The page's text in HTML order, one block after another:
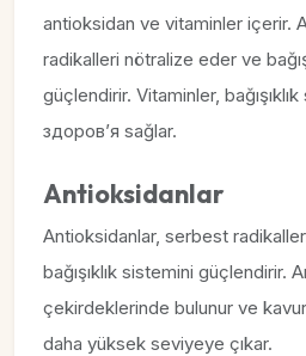
antioksidan ve vitaminler içerir.
radikalleri nötralize eder ve
güçlendirir. Vitaminler,
здоров’я sağlar.
Antioksidanlar
Antioksidanlar, serbest
bağışıklık sistemini güçlendirir.
çekirdeklerinde bulunur ve
daha yüksek seviyeye çıkar.